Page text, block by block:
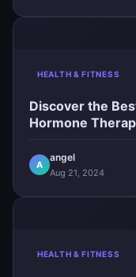
HEALTH & FITNESS
Discover the
Hormone
A
angel
Aug 21, 2024
HEALTH & FITNESS